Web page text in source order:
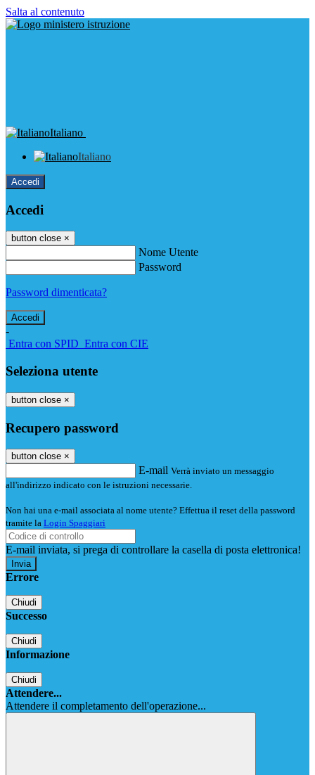
Salta al contenuto
Italiano
Italiano
Accedi
Accedi
button close ×
Nome Utente
Password
Password dimenticata?
-
Entra con SPID Entra con CIE
Seleziona utente
button close ×
Recupero password
button close ×
E-mail Verrà inviato un messaggio
all'indirizzo indicato con le istruzioni necessarie.
Non hai una e-mail associata al nome utente? Effettua il reset della password
tramite la Login Spaggiari
E-mail inviata, si prega di controllare la casella di posta elettronica!
Errore
Chiudi
Successo
Chiudi
Informazione
Chiudi
Attendere...
Attendere il completamento dell'operazione...